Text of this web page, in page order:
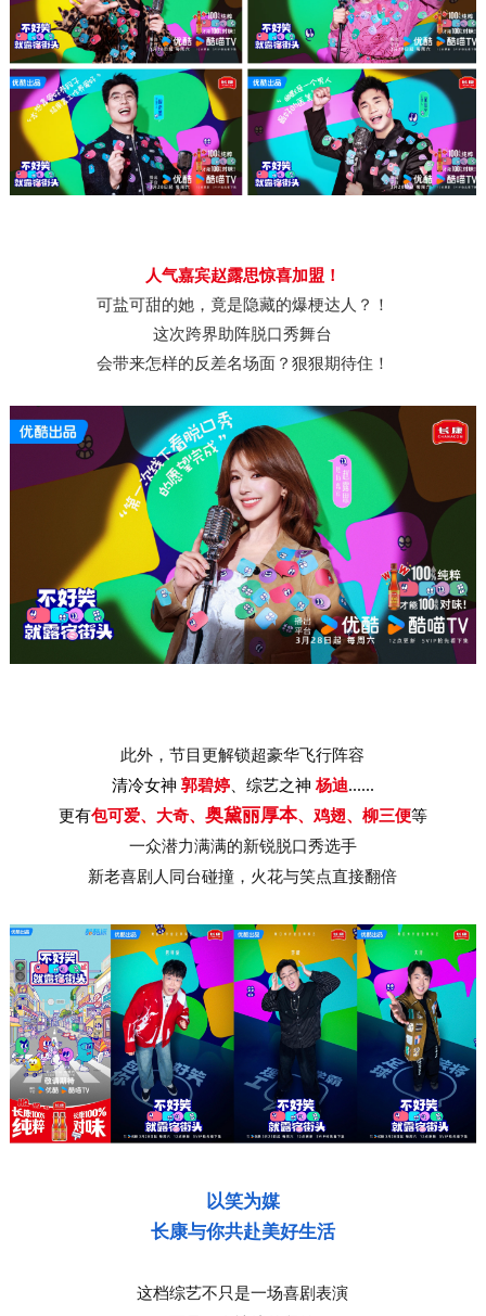
人气嘉宾赵露思惊喜加盟！
可盐可甜的她，竟是隐藏的爆梗达人？！
这次跨界助阵脱口秀舞台
会带来怎样的反差名场面？狠狠期待住！
此外，节目更解锁超豪华飞行阵容
清冷女神 郭碧婷、综艺之神 杨迪......
更有包可爱、大奇、 奥黛丽厚本、鸡翅、柳三便等
一众潜力满满的新锐脱口秀选手
新老喜剧人同台碰撞，火花与笑点直接翻倍
以笑为媒
长康与你共赴美好生活
这档综艺不只是一场喜剧表演